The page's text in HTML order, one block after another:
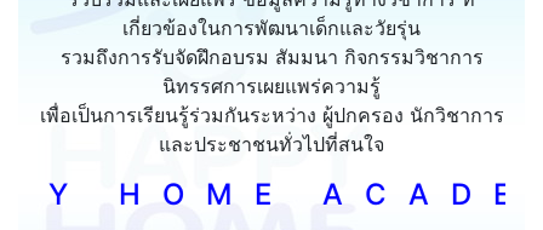
เกี่ยวข้องในการพัฒนาเด็กและวัยรุ่น
รวมถึงการรับจัดฝึกอบรม สัมมนา กิจกรรมวิชาการ
นิทรรศการเผยแพร่ความรู้
เพื่อเป็นการเรียนรู้ร่วมกันระหว่าง ผู้ปกครอง นักวิชาการ
และประชาชนทั่วไปที่สนใจ
M E A C A D E M Y